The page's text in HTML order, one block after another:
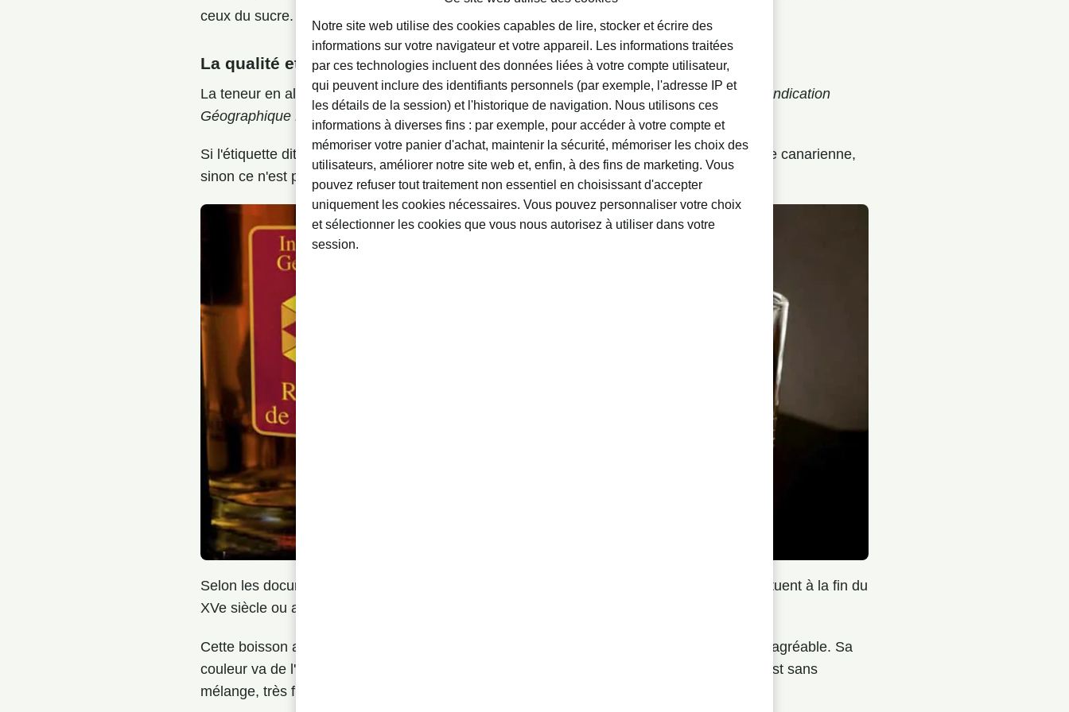
ceux du sucre.
La qualité et les matières premières utilisées
La teneur en alcool deRhum des îles Canaries varie entre 25% et 30% vol. De plus, il a
Indication
Géographique Protégée (IGP)
qui garantit sa qualité et les matières premières utilisées.
Si l'étiquette dit SélectionnerTous les ingrédients utilisés dans sa préparation sont d'origine canarienne,
sinon ce n'est pas garanti.
Selon les documents qui ont servi de référence, les origines de Ronmiel de Canarias se situent à la fin du
XVe siècle ou au début du XVIe siècle.
Cette boisson a une saveur douce et sucrée, devenant quelque peu écoeurante mais très agréable. Sa
couleur va de l'or à l'acajou intense, propre et brillante. La façon traditionnelle de le boire est sans
mélange, très froid, même avec de la glace.
Notre site web utilise des cookies capables de lire, stocker et écrire des
informations sur votre navigateur et votre appareil. Les informations traitées
par ces technologies incluent des données liées à votre compte utilisateur,
qui peuvent inclure des identifiants personnels (par exemple, l'adresse IP et
les détails de la session) et l'historique de navigation. Nous utilisons ces
informations à diverses fins : par exemple, pour accéder à votre compte et
mémoriser votre panier d'achat, maintenir la sécurité, mémoriser les choix des
utilisateurs, améliorer notre site web et, enfin, à des fins de marketing. Vous
pouvez refuser tout traitement non essentiel en choisissant d'accepter
uniquement les cookies nécessaires. Vous pouvez personnaliser votre choix
et sélectionner les cookies que vous nous autorisez à utiliser dans votre
session.